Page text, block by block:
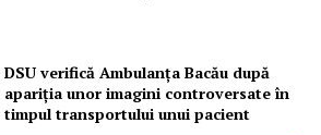
DSU verifică Ambulanța Bacău după
apariția unor imagini controversate în
timpul transportului unui pacient